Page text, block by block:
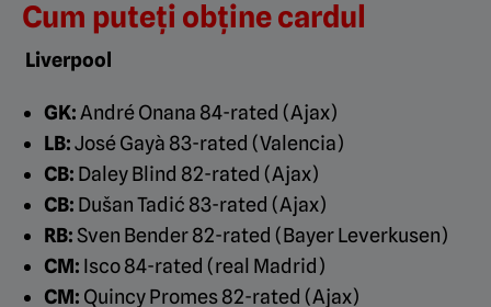
Cum puteți obține cardul
Liverpool
GK:André Onana 84-rated (Ajax)
LB:José Gayà 83-rated (Valencia)
CB: Daley Blind 82-rated (Ajax)
CB: Dušan Tadić 83-rated (Ajax)
RB:Sven Bender 82-rated (Bayer Leverkusen)
CM: Isco 84-rated (real Madrid)
CM: Quincy Promes 82-rated (Ajax)